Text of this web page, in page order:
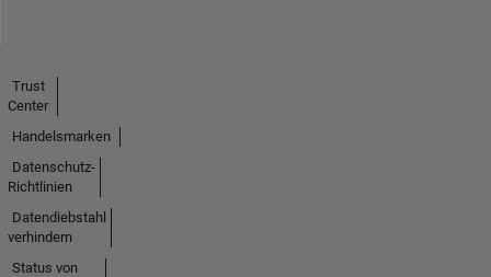
Trust
Center
Handelsmarken
Datenschutz-
Richtlinien
Datendiebstahl
verhindern
Status von